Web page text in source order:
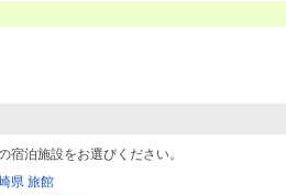
泊施設をお選びください。
県 旅館